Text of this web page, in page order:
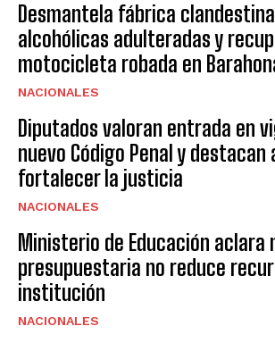
Desmantela fábrica
alcohólicas adulteradas y
motocicleta robada en
NACIONALES
Diputados valoran entrada en
nuevo Código Penal y destacan
fortalecer la justicia
NACIONALES
Ministerio de Educación aclara
presupuestaria no reduce
institución
NACIONALES